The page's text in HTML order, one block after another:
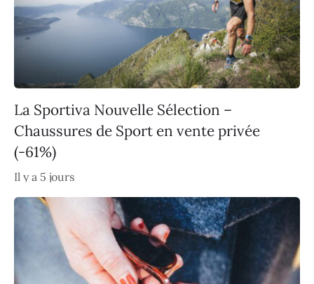
La Sportiva Nouvelle Sélection –
Chaussures de Sport en vente privée
(-61%)
Il y a 5 jours